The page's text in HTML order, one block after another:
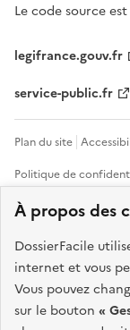
À propos des
DossierFacile
internet et vous
Vous pouvez
sur le bouton «
Le code source
legifrance.gouv.fr
service-public.fr
Plan du site
Politique de
Aide
Devenir
Sauf mention
etalab-2.0